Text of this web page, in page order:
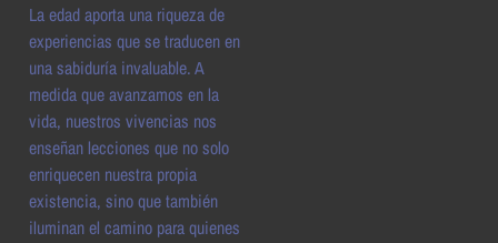
La edad aporta una riqueza de
experiencias que se traducen en
una sabiduría invaluable. A
medida que avanzamos en la
vida, nuestros vivencias nos
enseñan lecciones que no solo
enriquecen nuestra propia
existencia, sino que también
iluminan el camino para quienes